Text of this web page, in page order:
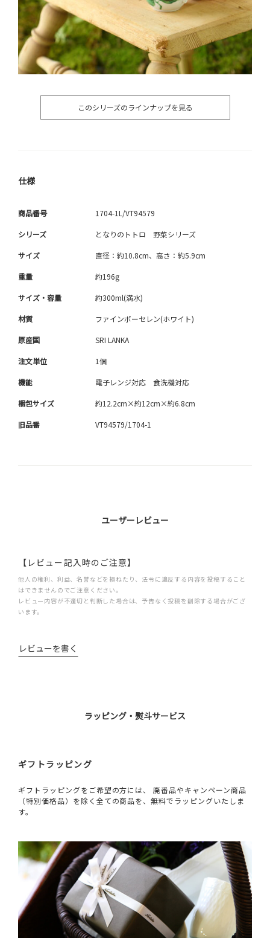
このシリーズのラインナップを見る
仕様
商品番号 1704-1L/VT94579
シリーズ となりのトトロ 野菜シリーズ
サイズ 直径：約10.8cm、高さ：約5.9cm
重量 約196g
サイズ・容量 約300ml(満水)
材質 ファインポーセレン(ホワイト)
原産国 SRI LANKA
注文単位 1個
機能 電子レンジ対応 食洗機対応
梱包サイズ 約12.2cm×約12cm×約6.8cm
旧品番 VT94579/1704-1
ユーザーレビュー
【レビュー記入時のご注意】
他人の権利、利益、名誉などを損ねたり、法令に違反する内容を投稿すること
はできませんのでご注意ください。
レビュー内容が不適切と判断した場合は、予告なく投稿を削除する場合がござ
います。
レビューを書く
ラッピング・熨斗サービス
ギフトラッピング
ギフトラッピングをご希望の方には、 廃番品やキャンペーン商品
（特別価格品）を除く全ての商品を、無料でラッピングいたしま
す。